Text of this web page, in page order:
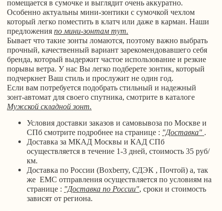
помещается в сумочке и выглядит очень аккуратно.
Особенно актуальны мини-зонтики с сумочкой чехлом
который легко поместить в клатч или даже в карман. Наши
предложения по мини-зонтам тут.
Бывает что такие зонты ломаются, поэтому важно выбрать
прочный, качественный вариант зарекомендовавшего себя
бренда, который выдержит частое использование и резкие
порывы ветра. У нас Вы легко подберете зонтик, который
подчеркнет Ваш стиль и прослужит не один год.
Если вам потребуется подобрать стильный и надежный
зонт-автомат для своего спутника, смотрите в каталоге
Мужской складной зонт.
Условия доставки заказов и самовывоза по Москве и
СПб смотрите подробнее на странице : "Доставка" .
Доставка за МКАД Москвы и КАД СПб
осуществляется в течение 1-3 дней, стоимость 35 руб/
км.
Доставка по России (Boxberry, СДЭК , Почтой) а, так
же ЕМС отправления осуществляется по условиям на
странице : "Доставка по России", сроки и стоимость
зависят от региона.